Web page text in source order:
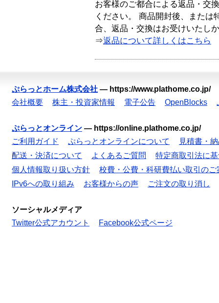
お客様のご都合による返品・交
ください。 商品開封後、または
合、返品・交換はお受けいたし
⇒返品について詳しくはこちら
ぷらっとホーム株式会社 — https://www.plathome.co.jp/
会社概要
株主・投資家情報 電子公告 OpenBlocks
ぷらっとオンライン — https://online.plathome.co.jp/
ご利用ガイド
ぷらっとオンラインについて
見積書・
配送・決済について
よくあるご質問
特定商取引法に
個人情報取り扱い方針
校費・公費・科研費払い取引のご
IPv6への取り組み
お客様からの声 ご注文の取り消し
ソーシャルメディア
Twitter公式アカウント
Facebook公式ページ